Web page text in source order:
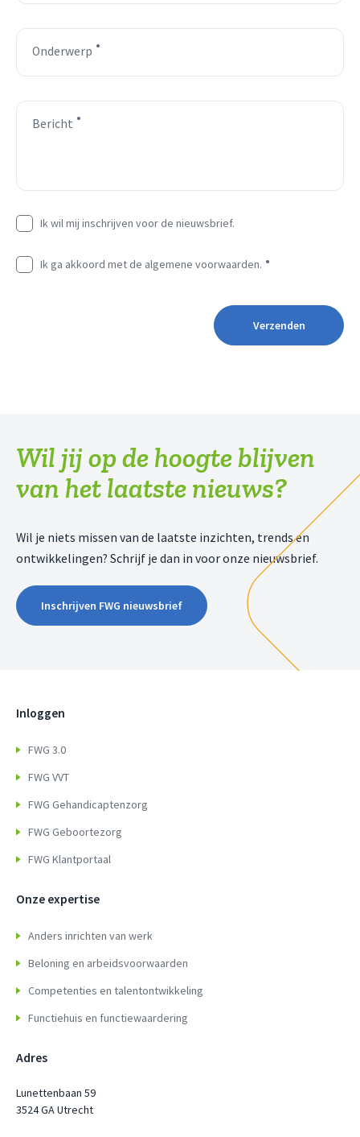
Onderwerp
Bericht
Ik wil mij inschrijven voor de nieuwsbrief.
Ik ga akkoord met de algemene voorwaarden.
Verzenden
Wil jij op de hoogte blijven
van het laatste nieuws?
Wil je niets missen van de laatste inzichten, trends en
ontwikkelingen? Schrijf je dan in voor onze nieuwsbrief.
Inschrijven FWG nieuwsbrief
Inloggen
FWG 3.0
FWG VVT
FWG Gehandicaptenzorg
FWG Geboortezorg
FWG Klantportaal
Onze expertise
Anders inrichten van werk
Beloning en arbeidsvoorwaarden
Competenties en talentontwikkeling
Functiehuis en functiewaardering
Adres
Lunettenbaan 59
3524 GA Utrecht